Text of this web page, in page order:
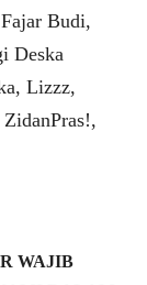
Budi,
Deska
Lizzz,
WAJIB